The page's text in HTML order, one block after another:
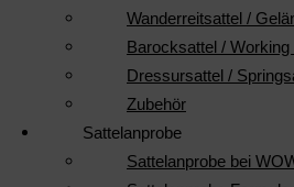
Wanderreitsattel /
Barocksattel / Working
Dressursattel /
Zubehör
Sattelanprobe
Sattelanprobe bei